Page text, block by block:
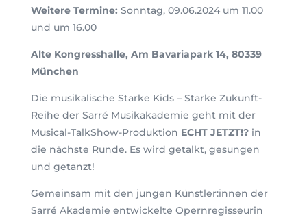
Weitere Termine: Sonntag, 09.06.2024 um 11.00
und um 16.00
Alte Kongresshalle, Am Bavariapark 14, 80339
München
Die musikalische Starke Kids – Starke Zukunft-
Reihe der Sarré Musikakademie geht mit der
Musical-TalkShow-Produktion ECHT JETZT!?in
die nächste Runde. Es wird getalkt, gesungen
und getanzt!
Gemeinsam mit den jungen Künstler:innen der
Sarré Akademie entwickelte Opernregisseurin